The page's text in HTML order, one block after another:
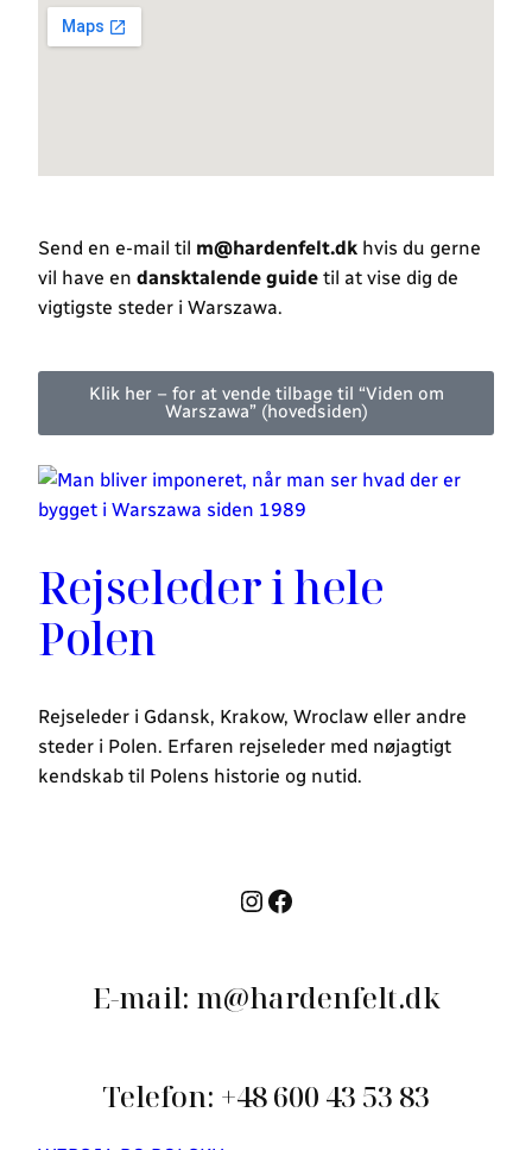
Send en e-mail til m@hardenfelt.dk hvis du gerne
vil have en dansktalende guide til at vise dig de
vigtigste steder i Warszawa.
Klik her – for at vende tilbage til “Viden om
Warszawa” (hovedsiden)
Rejseleder i hele
Polen
Rejseleder i Gdansk, Krakow, Wroclaw eller andre
steder i Polen. Erfaren rejseleder med nøjagtigt
kendskab til Polens historie og nutid.
E-mail: m@hardenfelt.dk
Telefon: +48 600 43 53 83